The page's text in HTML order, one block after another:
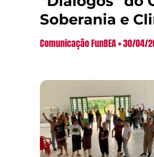
Soberania e
Comunicação FunBEA 30/04/